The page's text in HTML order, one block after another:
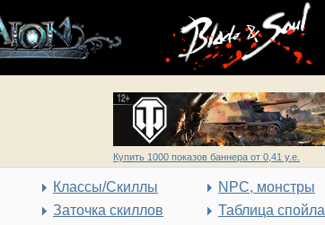
Купить 1000 показов баннера от 0,41 у.е.
Классы/Скиллы
Заточка скиллов
NPC, монстры
Таблица спойла